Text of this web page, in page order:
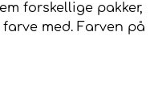
forskellige pakker,
med. Farven på